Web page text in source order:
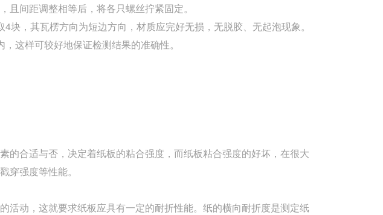
间距调整相等后，将各只螺丝拧紧固定。
块，其瓦楞方向为短边方向，材质应完好无损，无脱胶、无起泡现象。
这样可较好地保证检测结果的准确性。
的合适与否，决定着纸板的粘合强度，而纸板粘合强度的好坏，在很大
穿强度等性能。
活动，这就要求纸板应具有一定的耐折性能。纸的横向耐折度是测定纸